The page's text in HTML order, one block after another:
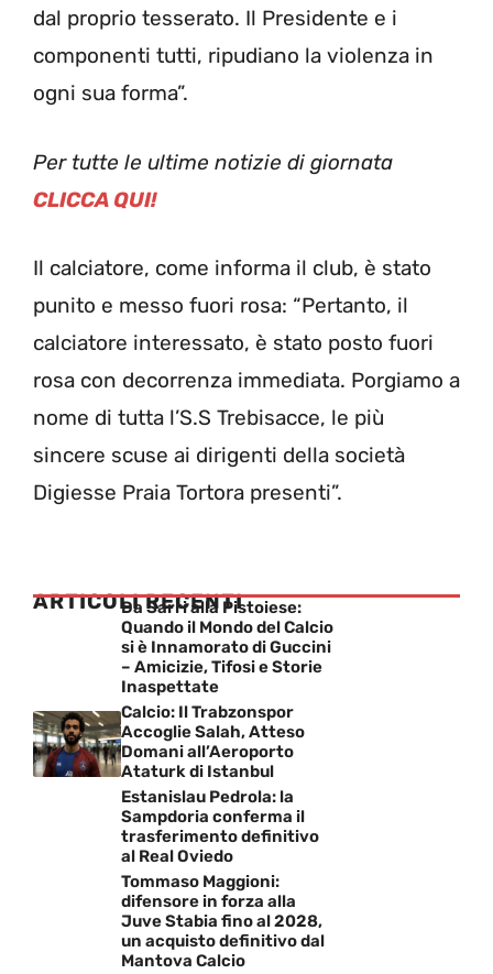
dal proprio tesserato. Il Presidente e i
componenti tutti, ripudiano la violenza in
ogni sua forma”.
Per tutte le ultime notizie di giornata
CLICCA QUI!
Il calciatore, come informa il club, è stato
punito e messo fuori rosa: “Pertanto, il
calciatore interessato, è stato posto fuori
rosa con decorrenza immediata. Porgiamo a
nome di tutta l’S.S Trebisacce, le più
sincere scuse ai dirigenti della società
Digiesse Praia Tortora presenti”.
ARTICOLI RECENTI
Da Sarri alla Pistoiese:
Quando il Mondo del Calcio
si è Innamorato di Guccini
– Amicizie, Tifosi e Storie
Inaspettate
Calcio: Il Trabzonspor
Accoglie Salah, Atteso
Domani all’Aeroporto
Ataturk di Istanbul
Estanislau Pedrola: la
Sampdoria conferma il
trasferimento definitivo
al Real Oviedo
Tommaso Maggioni:
difensore in forza alla
Juve Stabia fino al 2028,
un acquisto definitivo dal
Mantova Calcio